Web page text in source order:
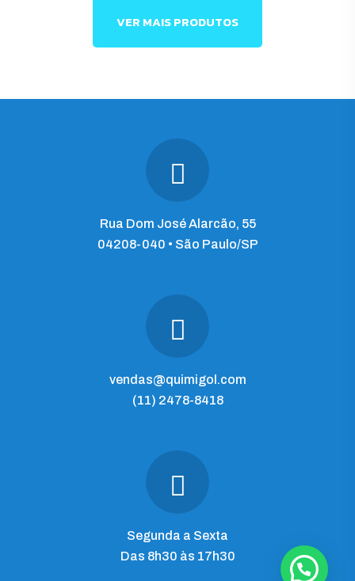
VER MAIS PRODUTOS
Rua Dom José Alarcão, 55
04208-040 • São Paulo/SP
vendas@quimigol.com
(11) 2478-8418
Segunda a Sexta
Das 8h30 às 17h30